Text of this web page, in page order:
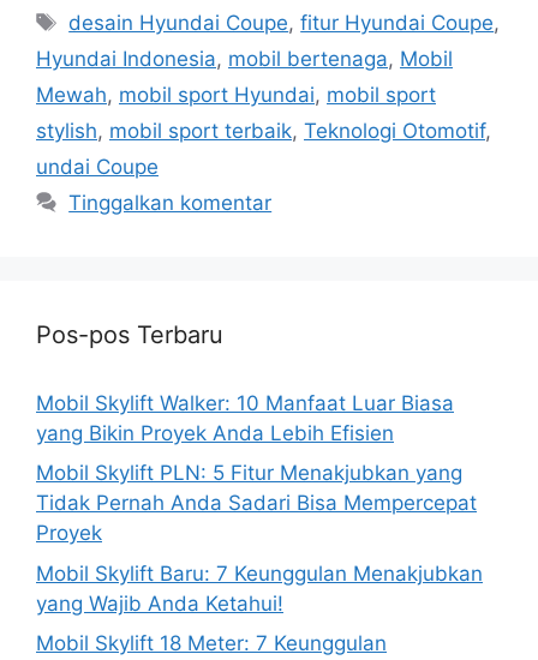
Tag
desain Hyundai Coupe,fitur Hyundai Coupe,
Hyundai Indonesia, mobil bertenaga, Mobil
Mewah, mobil sport Hyundai, mobil sport
stylish, mobil sport terbaik, Teknologi Otomotif,
undai Coupe
Tinggalkan komentar
Pos-pos Terbaru
Mobil Skylift Walker: 10 Manfaat Luar Biasa
yang Bikin Proyek Anda Lebih Efisien
Mobil Skylift PLN: 5 Fitur Menakjubkan yang
Tidak Pernah Anda Sadari Bisa Mempercepat
Proyek
Mobil Skylift Baru: 7 Keunggulan Menakjubkan
yang Wajib Anda Ketahui!
Mobil Skylift 18 Meter: 7 Keunggulan